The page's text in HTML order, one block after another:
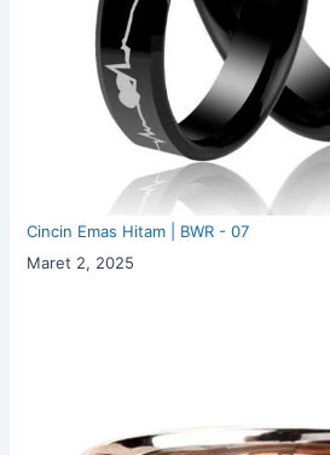
Cincin Emas Hitam | BWR - 07
Maret 2, 2025